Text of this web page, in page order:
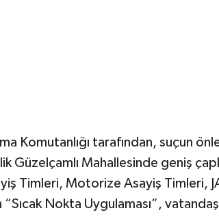
Komutanlığı tarafından, suçun
Güzelçamlı Mahallesinde geniş
Timleri, Motorize Asayiş Timleri,
Nokta Uygulaması”,